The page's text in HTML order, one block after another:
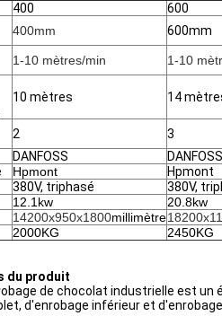
400 600
400mm 600mm
1-10 mètres/min 1-10
10 mètres 14
2 3
DANFOSS DANFOSS
Hpmont Hpmont
380V, triphasé 380V,
12.1kw 20.8kw
14200x950x1800millimètre
2000KG 2450KG
du produit
de chocolat industrielle est
d'enrobage inférieur et